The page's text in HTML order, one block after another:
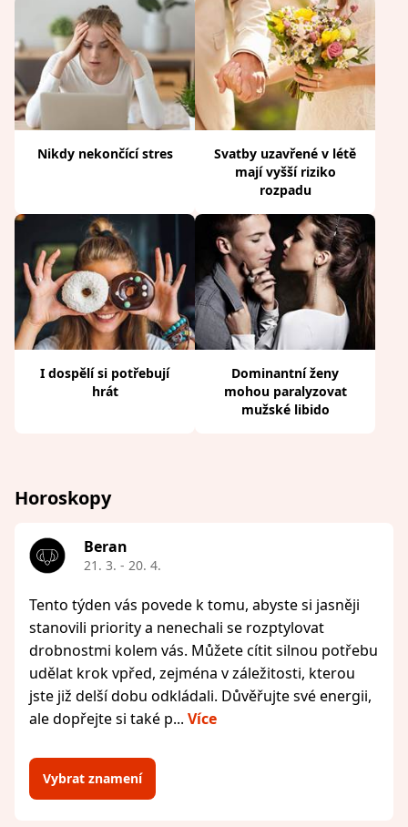
Nikdy nekončící stres
Svatby uzavřené v létě
mají vyšší riziko
rozpadu
I dospělí si potřebují
hrát
Dominantní ženy
mohou paralyzovat
mužské libido
Horoskopy
Beran
21. 3. - 20. 4.
Tento týden vás povede k tomu, abyste si jasněji
stanovili priority a nenechali se rozptylovat
drobnostmi kolem vás. Můžete cítit silnou potřebu
udělat krok vpřed, zejména v záležitosti, kterou
jste již delší dobu odkládali. Důvěřujte své energii,
ale dopřejte si také p... Více
Vybrat znamení